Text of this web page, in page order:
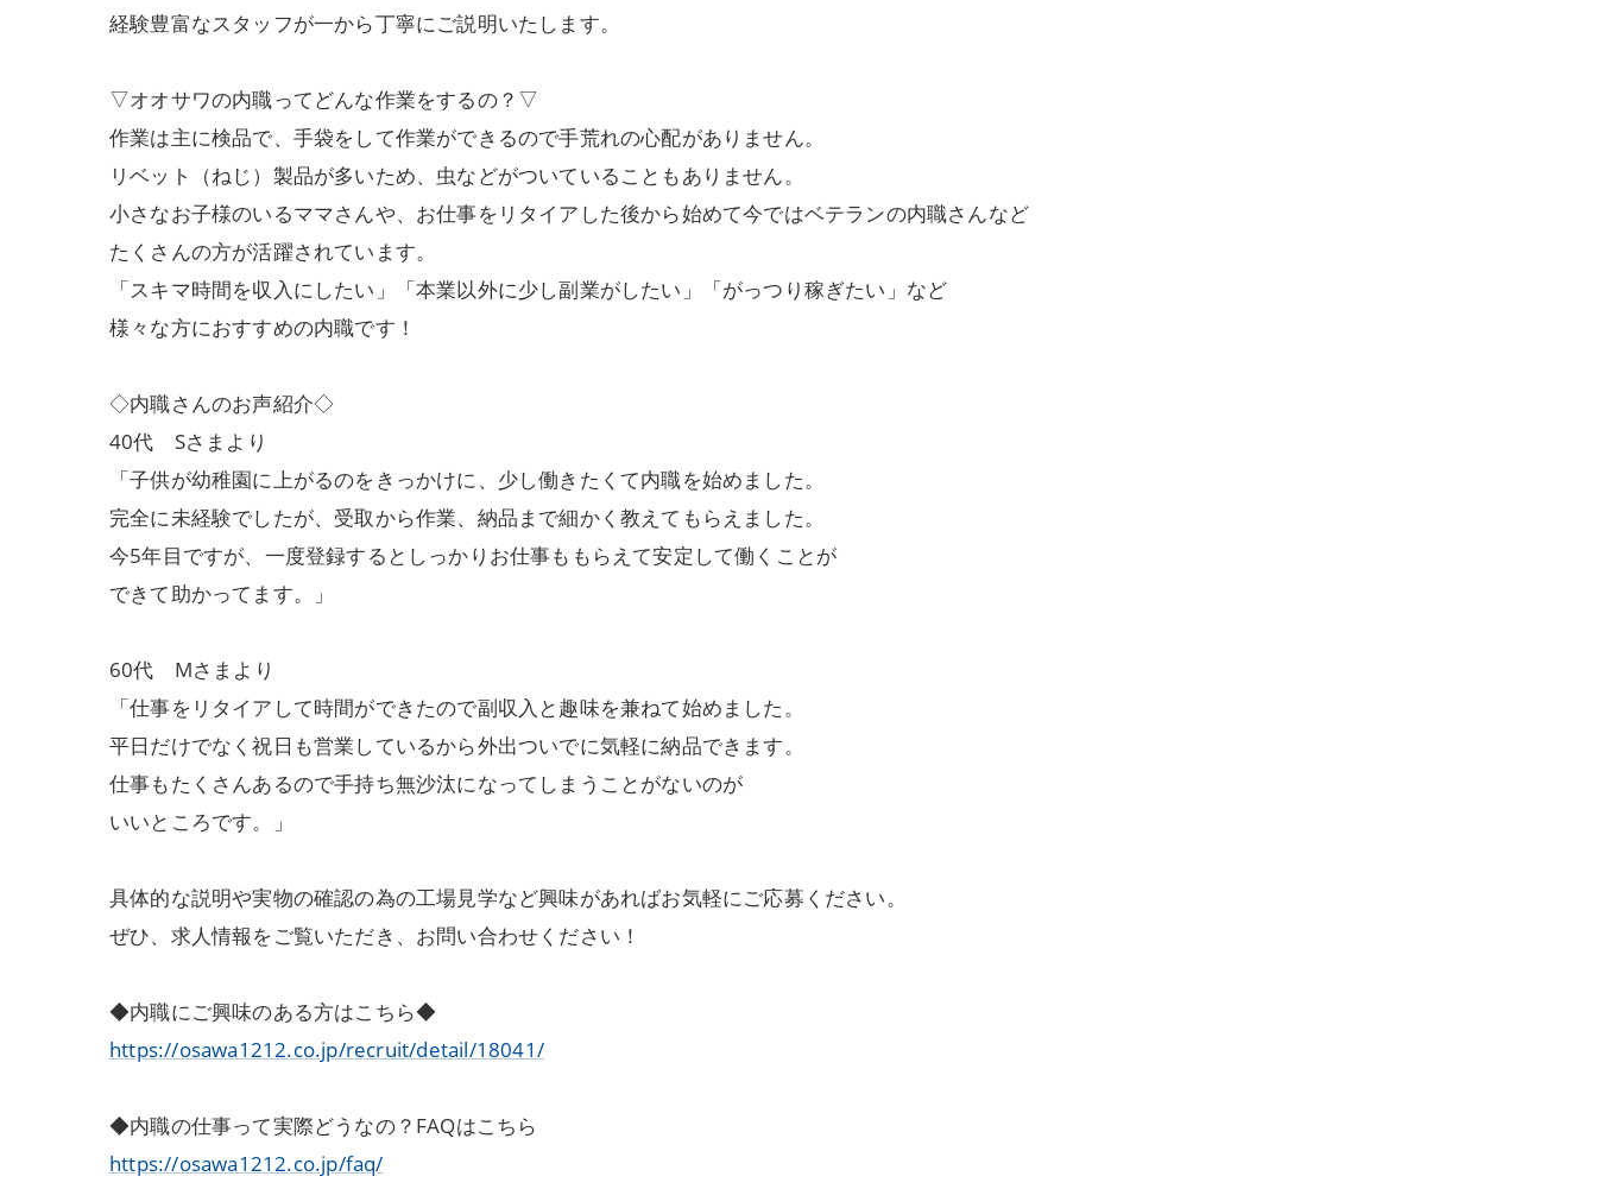
経験豊富なスタッフが一から丁寧にご説明いたします。
▽オオサワの内職ってどんな作業をするの？▽
作業は主に検品で、手袋をして作業ができるので手荒れの心配がありません。
リベット（ねじ）製品が多いため、虫などがついていることもありません。
小さなお子様のいるママさんや、お仕事をリタイアした後から始めて今ではベテランの内職さんなど
たくさんの方が活躍されています。
「スキマ時間を収入にしたい」「本業以外に少し副業がしたい」「がっつり稼ぎたい」など
様々な方におすすめの内職です！
◇内職さんのお声紹介◇
40代 Sさまより
「子供が幼稚園に上がるのをきっかけに、少し働きたくて内職を始めました。
完全に未経験でしたが、受取から作業、納品まで細かく教えてもらえました。
今5年目ですが、一度登録するとしっかりお仕事ももらえて安定して働くことが
できて助かってます。」
60代 Mさまより
「仕事をリタイアして時間ができたので副収入と趣味を兼ねて始めました。
平日だけでなく祝日も営業しているから外出ついでに気軽に納品できます。
仕事もたくさんあるので手持ち無沙汰になってしまうことがないのが
いいところです。」
具体的な説明や実物の確認の為の工場見学など興味があればお気軽にご応募ください。
ぜひ、求人情報をご覧いただき、お問い合わせください！
◆内職にご興味のある方はこちら◆
https://osawa1212.co.jp/recruit/detail/18041/
◆内職の仕事って実際どうなの？FAQはこちら
https://osawa1212.co.jp/faq/